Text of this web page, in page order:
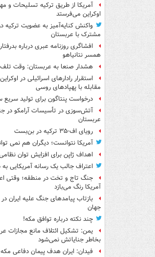
آمریکا از طریق ترکیه تسلیحات و
اوکراین می‌فرستد
واکنش کنایه‌آمیز به عضویت ترکیه
مشترک با عربستان
افشاگری روزنامه عبری درباره
همسر نتانیاهو
هشدار صنعا به عربستان: وقت تلف
استقرار رادارهای اسرائیلی در
مقابله با پهپادهای روسی
درخواست پنتاگون برای تولید سریع
آتش‌سوزی در تأسیسات آرامکو در
عربستان
رویای اف-۳۵ ترکیه در بن‌بست
آمریکا نتوانست؛ دیگران هم نمی
اهداف ژاپن برای افزایش توان
اعتراف جالب یک رسانه آمریکایی
جنگ تاج و تخت در منطقه؛ وقتی
آمریکا رنگ می‌بازد
بازتاب پیامدهای جنگ علیه ایران
جهان
چند نکته درباره توافق مکه!
یمن: تشکیل ائتلاف مانع مجازات
بخاطر جنایاتش نمی‌شود
فیدان: ایران هدف پیمان دفاعی